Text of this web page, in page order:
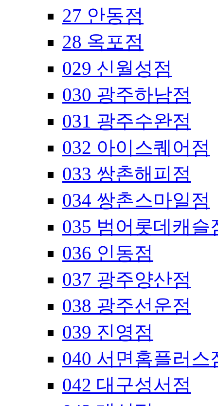
27 안동점
28 옥포점
029 신월성점
030 광주하남점
031 광주수완점
032 아이스퀘어점
033 쌍촌해피점
034 쌍촌스마일점
035 범어롯데캐슬
036 인동점
037 광주양산점
038 광주선운점
039 진영점
040 서면홈플러스
042 대구성서점